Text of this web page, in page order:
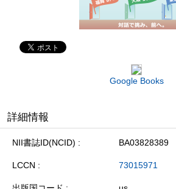
Google Books
詳細情報
NII書誌ID(NCID) BA03828389
LCCN 73015971